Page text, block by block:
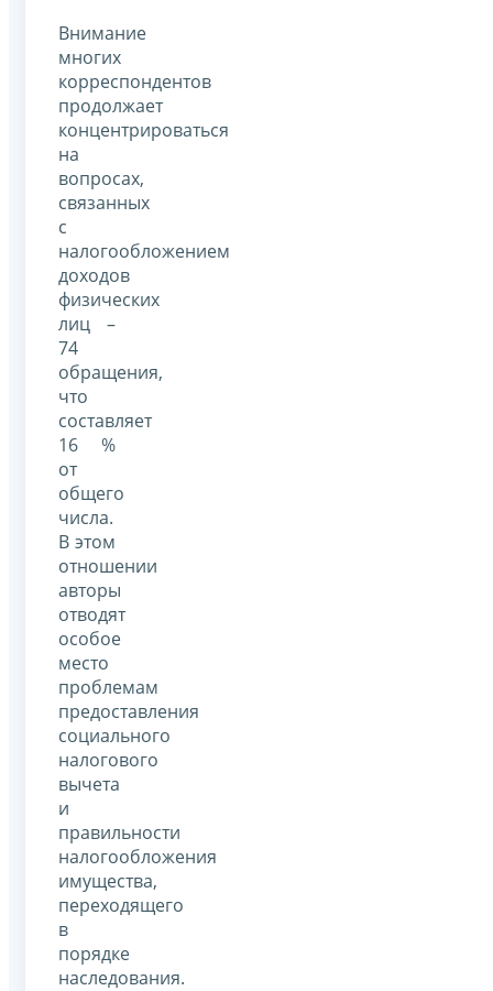
Внимание
многих
корреспондентов
продолжает
концентрироваться
на
вопросах,
связанных
с
налогообложением
доходов
физических
лиц –
74
обращения,
что
составляет
16 %
от
общего
числа.
В этом
отношении
авторы
отводят
особое
место
проблемам
предоставления
социального
налогового
вычета
и
правильности
налогообложения
имущества,
переходящего
в
порядке
наследования.